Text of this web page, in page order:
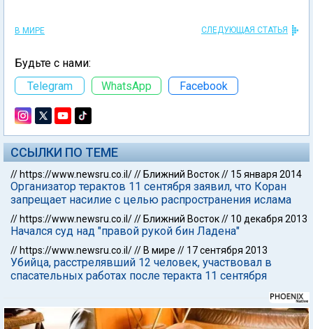
В МИРЕ СЛЕДУЮЩАЯ СТАТЬЯ
Будьте с нами:
Telegram
WhatsApp Facebook
ССЫЛКИ ПО ТЕМЕ
// https://www.newsru.co.il/// Ближний Восток// 15 января 2014
Организатор терактов 11 сентября заявил, что Коран
запрещает насилие с целью распространения ислама
// https://www.newsru.co.il/// Ближний Восток// 10 декабря 2013
Начался суд над "правой рукой бин Ладена"
// https://www.newsru.co.il/// В мире // 17 сентября 2013
Убийца, расстрелявший 12 человек, участвовал в
спасательных работах после теракта 11 сентября